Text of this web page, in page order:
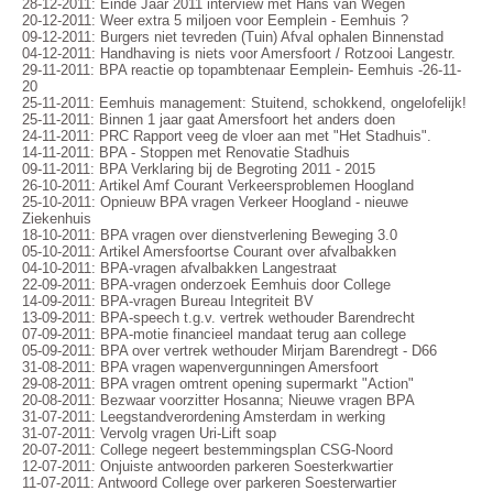
28-12-2011: Einde Jaar 2011 interview met Hans van Wegen
20-12-2011: Weer extra 5 miljoen voor Eemplein - Eemhuis ?
09-12-2011: Burgers niet tevreden (Tuin) Afval ophalen Binnenstad
04-12-2011: Handhaving is niets voor Amersfoort / Rotzooi Langestr.
29-11-2011: BPA reactie op topambtenaar Eemplein- Eemhuis -26-11-
20
25-11-2011: Eemhuis management: Stuitend, schokkend, ongelofelijk!
25-11-2011: Binnen 1 jaar gaat Amersfoort het anders doen
24-11-2011: PRC Rapport veeg de vloer aan met "Het Stadhuis".
14-11-2011: BPA - Stoppen met Renovatie Stadhuis
09-11-2011: BPA Verklaring bij de Begroting 2011 - 2015
26-10-2011: Artikel Amf Courant Verkeersproblemen Hoogland
25-10-2011: Opnieuw BPA vragen Verkeer Hoogland - nieuwe
Ziekenhuis
18-10-2011: BPA vragen over dienstverlening Beweging 3.0
05-10-2011: Artikel Amersfoortse Courant over afvalbakken
04-10-2011: BPA-vragen afvalbakken Langestraat
22-09-2011: BPA-vragen onderzoek Eemhuis door College
14-09-2011: BPA-vragen Bureau Integriteit BV
13-09-2011: BPA-speech t.g.v. vertrek wethouder Barendrecht
07-09-2011: BPA-motie financieel mandaat terug aan college
05-09-2011: BPA over vertrek wethouder Mirjam Barendregt - D66
31-08-2011: BPA vragen wapenvergunningen Amersfoort
29-08-2011: BPA vragen omtrent opening supermarkt "Action"
20-08-2011: Bezwaar voorzitter Hosanna; Nieuwe vragen BPA
31-07-2011: Leegstandverordening Amsterdam in werking
31-07-2011: Vervolg vragen Uri-Lift soap
20-07-2011: College negeert bestemmingsplan CSG-Noord
12-07-2011: Onjuiste antwoorden parkeren Soesterkwartier
11-07-2011: Antwoord College over parkeren Soesterwartier